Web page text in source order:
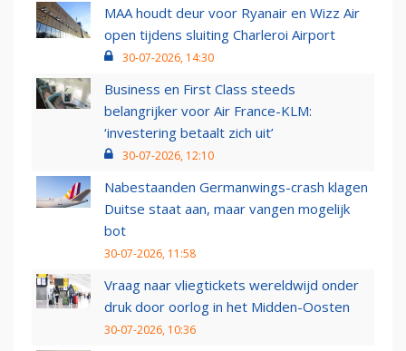
MAA houdt deur voor Ryanair en Wizz Air
open tijdens sluiting Charleroi Airport
30-07-2026, 14:30
Business en First Class steeds
belangrijker voor Air France-KLM:
‘investering betaalt zich uit’
30-07-2026, 12:10
Nabestaanden Germanwings-crash klagen
Duitse staat aan, maar vangen mogelijk
bot
30-07-2026, 11:58
Vraag naar vliegtickets wereldwijd onder
druk door oorlog in het Midden-Oosten
30-07-2026, 10:36